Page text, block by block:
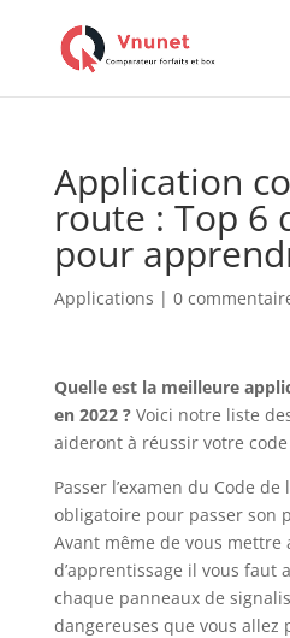
Application
route : Top 6
pour
Applications | 0
Quelle est la meilleure
en 2022 ? Voici notre liste
aideront à réussir votre code
Passer l’examen du Code
obligatoire pour passer son
Avant même de vous mettre
d’apprentissage il vous faut
chaque panneaux de
dangereuses que vous allez